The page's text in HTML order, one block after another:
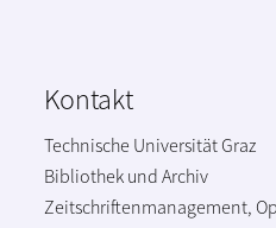
Kontakt
Technische Universität Graz
Bibliothek und Archiv
Zeitschriftenmanagement,